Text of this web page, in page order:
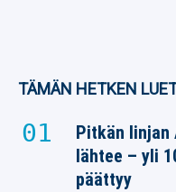
TÄMÄN HETKEN
Pitkän linjan
lähtee – yli
päättyy